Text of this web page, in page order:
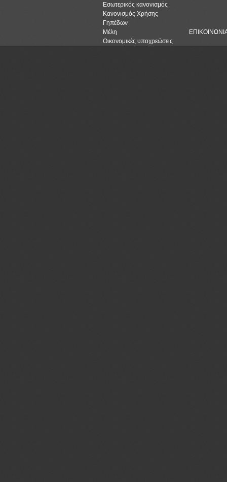
Εσωτερικός κανονισμός
Κανονισμός Χρήσης
Γηπέδων
Μέλη
Οικονομικές υποχρεώσεις